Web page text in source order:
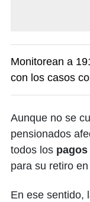
Monitorean a
con los casos
Aunque no se
pensionados
todos los
para su retiro
En ese sentido,